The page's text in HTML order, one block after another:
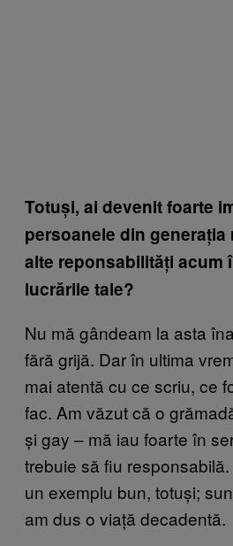
Totuși, ai devenit foarte
persoanele din generația
alte reponsabilități acum
lucrările tale?
Nu mă gândeam la asta
fără grijă. Dar în ultima
mai atentă cu ce scriu, ce
fac. Am văzut că o
și gay – mă iau foarte în
trebuie să fiu
un exemplu bun, totuși;
am dus o viață decadentă.